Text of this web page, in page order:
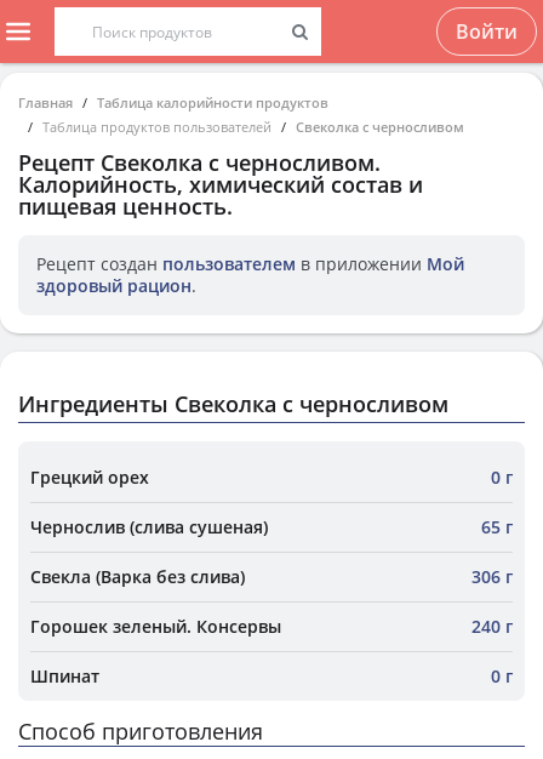
Войти
Главная
Таблица калорийности продуктов
Таблица продуктов пользователей
Свеколка с черносливом
Рецепт Свеколка с черносливом.
Калорийность, химический состав и
пищевая ценность.
Рецепт создан пользователем в приложении Мой
здоровый рацион.
Ингредиенты Свеколка с черносливом
Грецкий орех 0 г
Чернослив (слива сушеная) 65 г
Свекла (Варка без слива) 306 г
Горошек зеленый. Консервы 240 г
Шпинат 0 г
Способ приготовления